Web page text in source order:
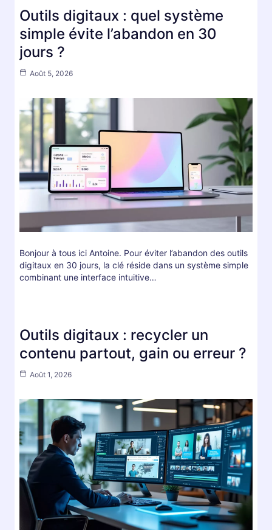
Outils digitaux : quel système
simple évite l’abandon en 30
jours ?
Août 5, 2026
Bonjour à tous ici Antoine. Pour éviter l’abandon des outils
digitaux en 30 jours, la clé réside dans un système simple
combinant une interface intuitive…
Outils digitaux : recycler un
contenu partout, gain ou erreur ?
Août 1, 2026